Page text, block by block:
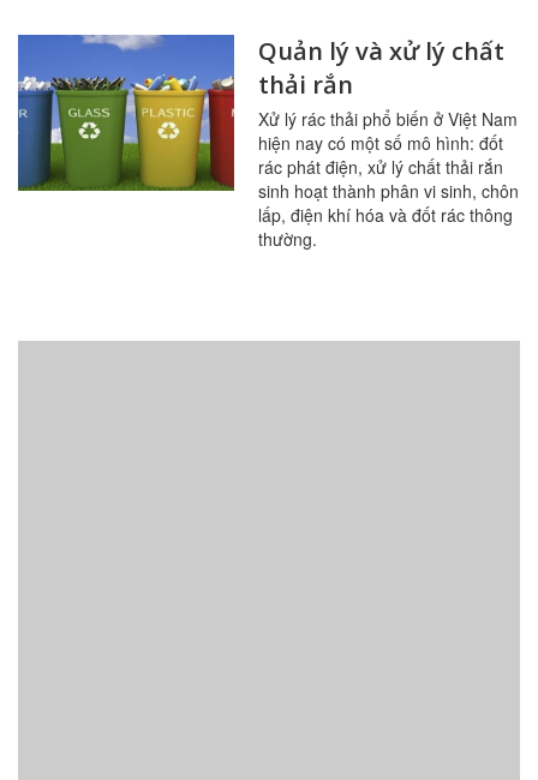
Quản lý và xử lý chất
thải rắn
Xử lý rác thải phổ biến ở Việt Nam
hiện nay có một số mô hình: đốt
rác phát điện, xử lý chất thải rắn
sinh hoạt thành phân vi sinh, chôn
lấp, điện khí hóa và đốt rác thông
thường.